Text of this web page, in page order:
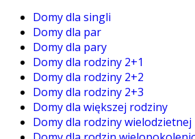
Domy dla singli
Domy dla par
Domy dla pary
Domy dla rodziny 2+1
Domy dla rodziny 2+2
Domy dla rodziny 2+3
Domy dla większej rodziny
Domy dla rodziny wielodzietnej